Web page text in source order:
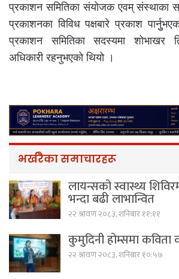
प्रकाशन समितिका संयोजक एवम् संस्थाका
प्रकाशनका विविध पक्षबारे प्रकाश
प्रकाशन समितिका सदस्यमा शोभाखर
अधिकारी रहनुभएको थियो ।
भर्खरैका समाचारहरू
लायन्सको स्वास्थ्य
भन्दा बढी लाभान्वित
२२ श्रावण २०८३, शनिबार ११:११
कुमुदिनी होम्समा कविता
२२ श्रावण २०८३, शनिबार १०:५७